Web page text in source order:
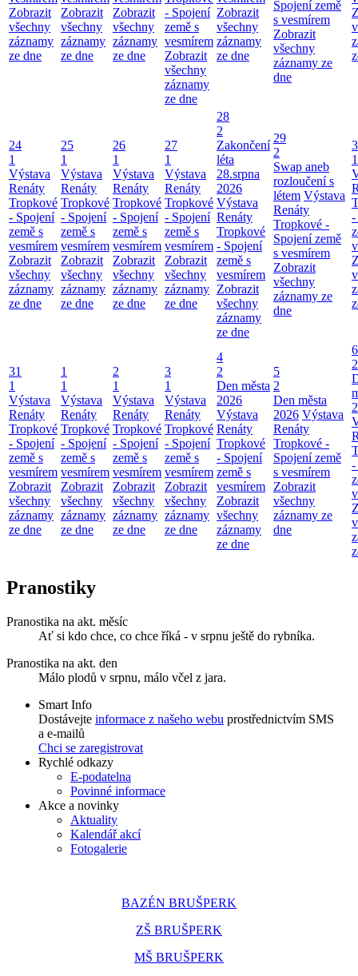
Zobrazit
všechny
záznamy
ze dne
Zobrazit
všechny
záznamy
ze dne
Zobrazit
všechny
záznamy
ze dne
- Spojení
země s
vesmírem
Zobrazit
všechny
záznamy
ze dne
Zobrazit
všechny
záznamy
ze dne
Spojení země
s vesmírem
Zobrazit
všechny
záznamy ze
dne
24
1
Výstava
Renáty
Tropkové
- Spojení
země s
vesmírem
Zobrazit
všechny
záznamy
ze dne
25
1
Výstava
Renáty
Tropkové
- Spojení
země s
vesmírem
Zobrazit
všechny
záznamy
ze dne
26
1
Výstava
Renáty
Tropkové
- Spojení
země s
vesmírem
Zobrazit
všechny
záznamy
ze dne
27
1
Výstava
Renáty
Tropkové
- Spojení
země s
vesmírem
Zobrazit
všechny
záznamy
ze dne
28
2
Zakončení
léta
28.srpna
2026
Výstava
Renáty
Tropkové
- Spojení
země s
vesmírem
Zobrazit
všechny
záznamy
ze dne
29
2
Swap aneb
rozloučení s
létem Výstava
Renáty
Tropkové -
Spojení země
s vesmírem
Zobrazit
všechny
záznamy ze
dne
1
-
31
1
Výstava
Renáty
Tropkové
- Spojení
země s
vesmírem
Zobrazit
všechny
záznamy
ze dne
1
1
Výstava
Renáty
Tropkové
- Spojení
země s
vesmírem
Zobrazit
všechny
záznamy
ze dne
2
1
Výstava
Renáty
Tropkové
- Spojení
země s
vesmírem
Zobrazit
všechny
záznamy
ze dne
3
1
Výstava
Renáty
Tropkové
- Spojení
země s
vesmírem
Zobrazit
všechny
záznamy
ze dne
4
2
Den města
2026
Výstava
Renáty
Tropkové
- Spojení
země s
vesmírem
Zobrazit
všechny
záznamy
ze dne
5
2
Den města
2026 Výstava
Renáty
Tropkové -
Spojení země
s vesmírem
Zobrazit
všechny
záznamy ze
dne
6
2
-
Pranostiky
Pranostika na akt. měsíc
Ať si kdo chce, co chce říká - v srpnu ještě do rybníka.
Pranostika na akt. den
Málo plodů v srpnu, málo včel z jara.
Smart Info
Dostávejte informace z našeho webu prostřednictvím SMS
a e-mailů
Chci se zaregistrovat
Rychlé odkazy
E-podatelna
Povinné informace
Akce a novinky
Aktuality
Kalendář akcí
Fotogalerie
BAZÉN BRUŠPERK
ZŠ BRUŠPERK
MŠ BRUŠPERK